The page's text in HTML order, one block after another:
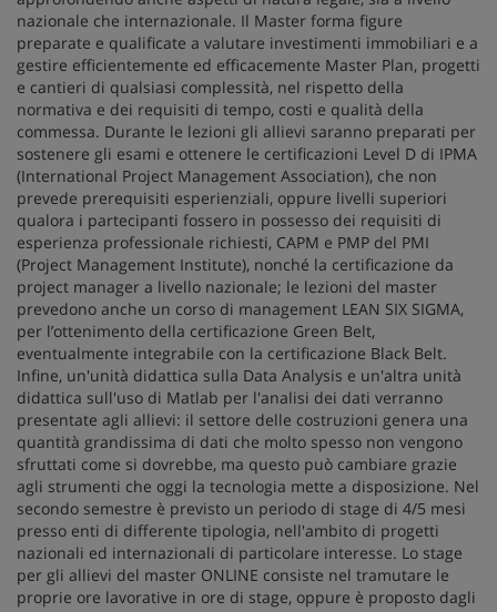
nazionale che internazionale. Il Master forma figure
preparate e qualificate a valutare investimenti immobiliari e a
gestire efficientemente ed efficacemente Master Plan, progetti
e cantieri di qualsiasi complessità, nel rispetto della
normativa e dei requisiti di tempo, costi e qualità della
commessa. Durante le lezioni gli allievi saranno preparati per
sostenere gli esami e ottenere le certificazioni Level D di IPMA
(International Project Management Association), che non
prevede prerequisiti esperienziali, oppure livelli superiori
qualora i partecipanti fossero in possesso dei requisiti di
esperienza professionale richiesti, CAPM e PMP del PMI
(Project Management Institute), nonché la certificazione da
project manager a livello nazionale; le lezioni del master
prevedono anche un corso di management LEAN SIX SIGMA,
per l’ottenimento della certificazione Green Belt,
eventualmente integrabile con la certificazione Black Belt.
Infine, un'unità didattica sulla Data Analysis e un'altra unità
didattica sull'uso di Matlab per l'analisi dei dati verranno
presentate agli allievi: il settore delle costruzioni genera una
quantità grandissima di dati che molto spesso non vengono
sfruttati come si dovrebbe, ma questo può cambiare grazie
agli strumenti che oggi la tecnologia mette a disposizione. Nel
secondo semestre è previsto un periodo di stage di 4/5 mesi
presso enti di differente tipologia, nell'ambito di progetti
nazionali ed internazionali di particolare interesse. Lo stage
per gli allievi del master ONLINE consiste nel tramutare le
proprie ore lavorative in ore di stage, oppure è proposto dagli